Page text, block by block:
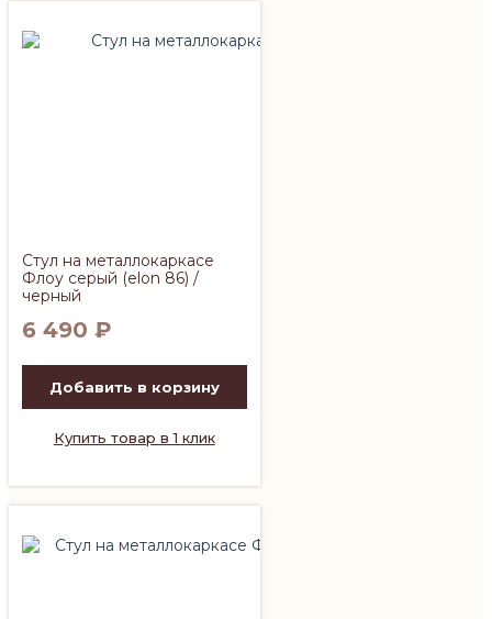
Стул на металлокаркасе
Флоу серый (elon 86) /
черный
6 490 ₽
Добавить в корзину
Купить товар в 1 клик